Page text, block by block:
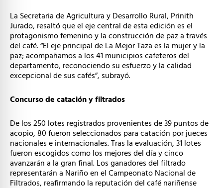
La Secretaria de Agricultura y Desarrollo Rural, Prinith
Jurado, resaltó que el eje central de esta edición es el
protagonismo femenino y la construcción de paz a través
del café. “El eje principal de La Mejor Taza es la mujer y la
paz; acompañamos a los 41 municipios cafeteros del
departamento, reconociendo su esfuerzo y la calidad
excepcional de sus cafés”, subrayó.
Concurso de catación y filtrados
De los 250 lotes registrados provenientes de 39 puntos de
acopio, 80 fueron seleccionados para catación por jueces
nacionales e internacionales. Tras la evaluación, 31 lotes
fueron escogidos como los mejores del día y cinco
avanzarán a la gran final. Los ganadores del filtrado
representarán a Nariño en el Campeonato Nacional de
Filtrados, reafirmando la reputación del café nariñense